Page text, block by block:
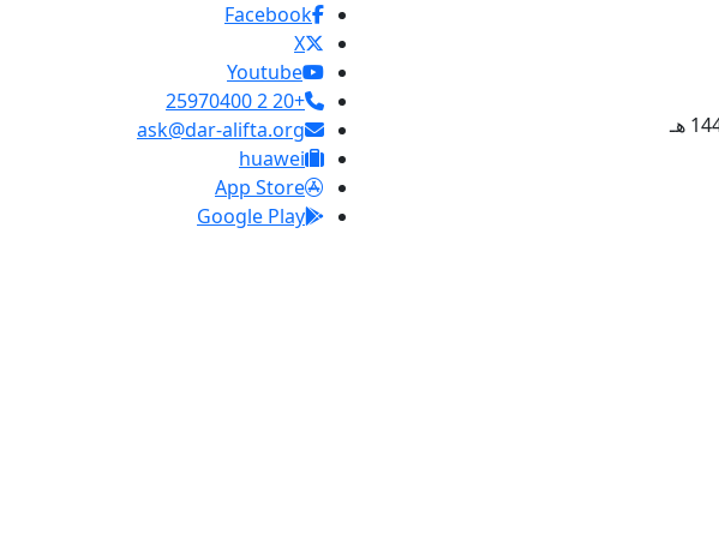
Facebook
X
Youtube
+20 2 25970400
ask@dar-alifta.org
huawei
App Store
Google Play